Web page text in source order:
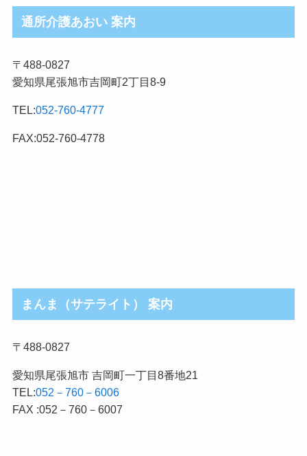
ロ
グ
事
カ
ゴ
リ
通所介護あおい 案内
〒488-0827
愛知県尾張旭市吉岡町2丁目8-9
TEL:052-760-4777
FAX:052-760-4778
まんま（サテライト） 案内
〒488-0827
愛知県尾張旭市 吉岡町一丁目8番地21
TEL:052－760－6006
FAX :052－760－6007